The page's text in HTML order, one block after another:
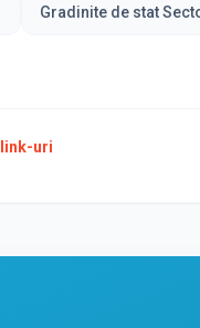
Gradinite de stat
link-uri